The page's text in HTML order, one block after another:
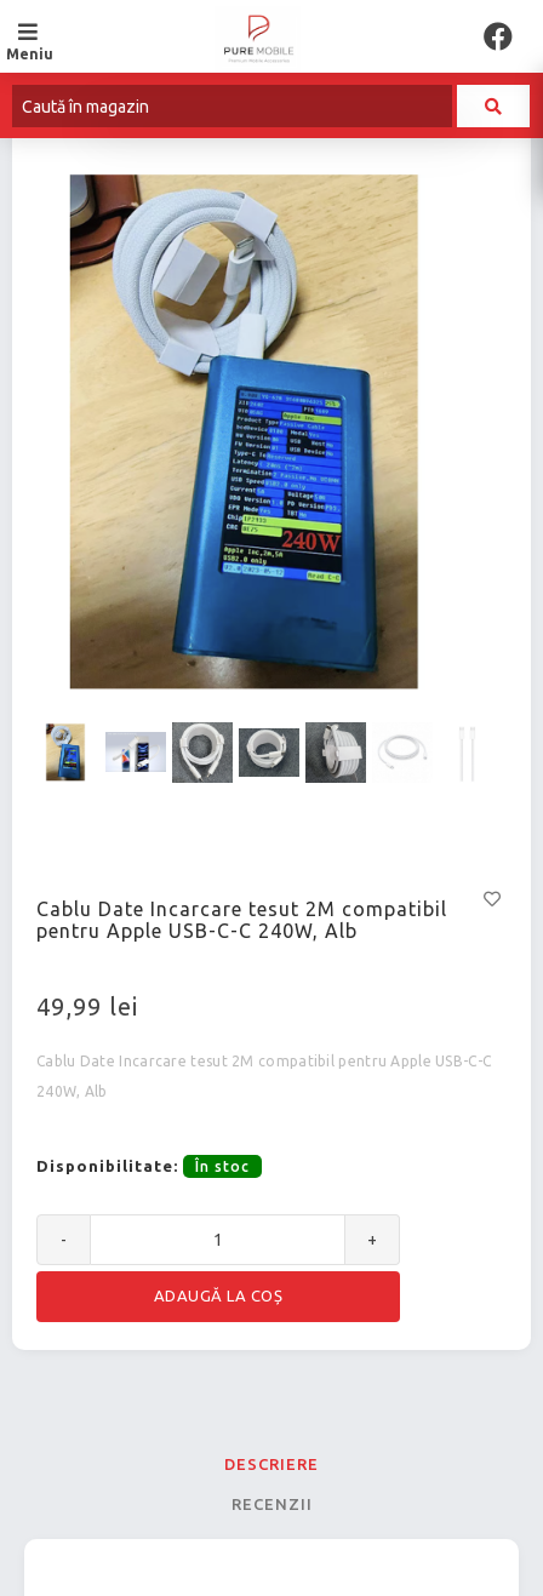
Meniu
Cablu Date Incarcare tesut 2M compatibil
pentru Apple USB-C-C 240W, Alb
49,99 lei
Cablu Date Incarcare tesut 2M compatibil pentru Apple USB-C-C
240W, Alb
Disponibilitate: În stoc
- +
DESCRIERE
RECENZII